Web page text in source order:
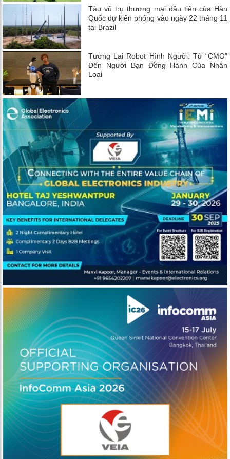
Tàu vũ trụ thương mại đầu tiên của Hàn
Quốc dự kiến ​​phóng vào ngày 22 tháng 11
tại Brazil
Tương Lai Robot Hình Người: Từ “CMO”
Đến Người Bạn Đồng Hành Của Nhân
Loại